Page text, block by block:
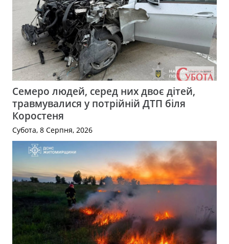
Семеро людей, серед них двоє дітей,
травмувалися у потрійній ДТП біля
Коростеня
Субота, 8 Серпня, 2026